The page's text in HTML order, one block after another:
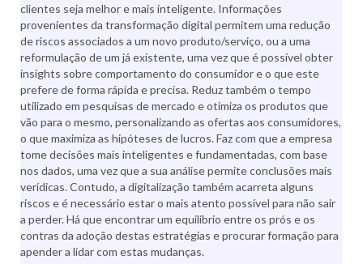
clientes seja melhor e mais inteligente. Informações
provenientes da transformação digital permitem uma redução
de riscos associados a um novo produto/serviço, ou a uma
reformulação de um já existente, uma vez que é possível obter
insights sobre comportamento do consumidor e o que este
prefere de forma rápida e precisa. Reduz também o tempo
utilizado em pesquisas de mercado e otimiza os produtos que
vão para o mesmo, personalizando as ofertas aos consumidores,
o que maximiza as hipóteses de lucros. Faz com que a empresa
tome decisões mais inteligentes e fundamentadas, com base
nos dados, uma vez que a sua análise permite conclusões mais
verídicas. Contudo, a digitalização também acarreta alguns
riscos e é necessário estar o mais atento possível para não sair
a perder. Há que encontrar um equilíbrio entre os prós e os
contras da adoção destas estratégias e procurar formação para
apender a lidar com estas mudanças.